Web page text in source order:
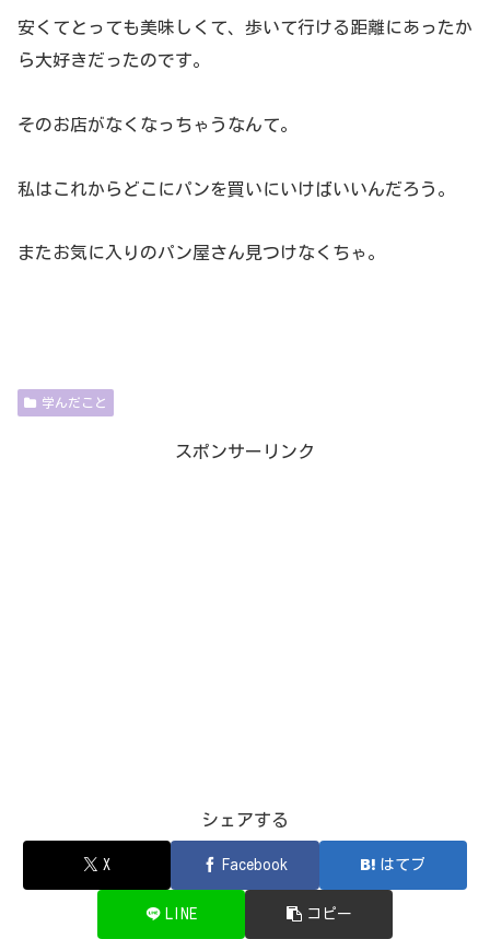
安くてとっても美味しくて、歩いて行ける距離にあったか
ら大好きだったのです。
そのお店がなくなっちゃうなんて。
私はこれからどこにパンを買いにいけばいいんだろう。
またお気に入りのパン屋さん見つけなくちゃ。
学んだこと
スポンサーリンク
シェアする
X Facebook はてブ
LINE コピー